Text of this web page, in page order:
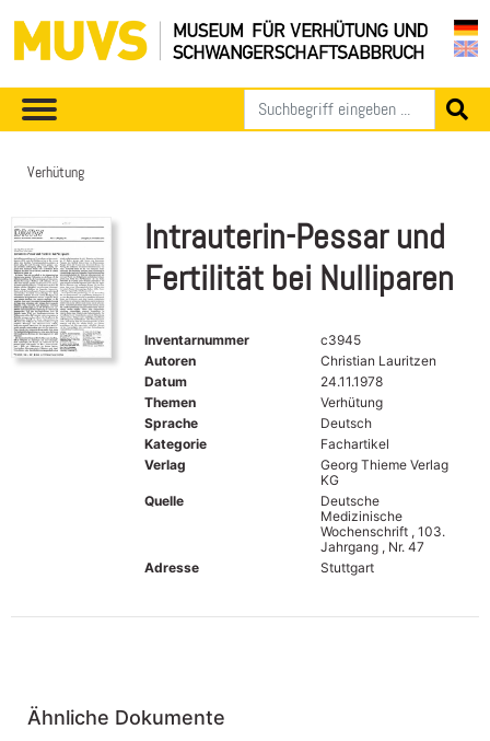
Verhütung
Intrauterin-Pessar und
Fertilität bei Nulliparen
Inventarnummer
c3945
Autoren
Christian Lauritzen
Datum
24.11.1978
Themen
Verhütung
Sprache
Deutsch
Kategorie
Fachartikel
Verlag
Georg Thieme Verlag
KG
Quelle
Deutsche
Medizinische
Wochenschrift , 103.
Jahrgang , Nr. 47
Adresse
Stuttgart
Ähnliche Dokumente